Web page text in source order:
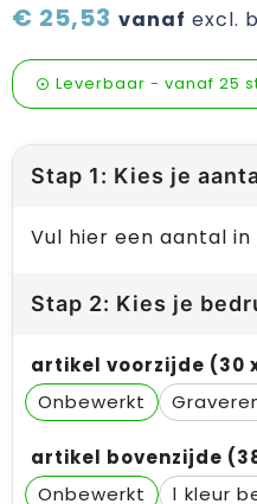
€ 25,53 vanaf excl.
Leverbaar - vanaf 25
Stap 1: Kies je
Vul hier een aantal in
Stap 2: Kies je
artikel voorzijde (30
Onbewerkt
artikel bovenzijde
Onbewerkt
1